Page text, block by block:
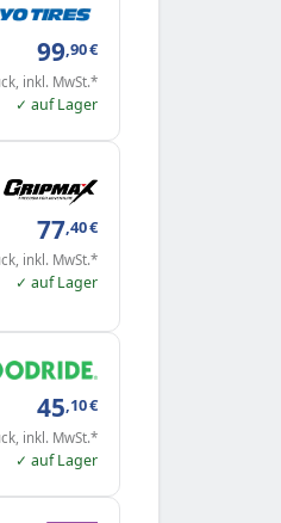
99,90€
inkl. MwSt.*
✓ auf Lager
77,40€
inkl. MwSt.*
✓ auf Lager
45,10€
inkl. MwSt.*
✓ auf Lager